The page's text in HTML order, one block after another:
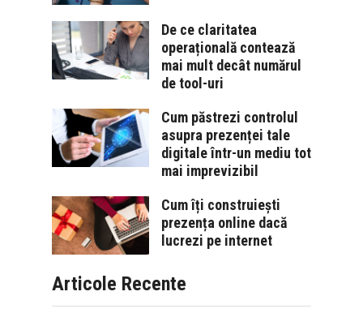
De ce claritatea
operațională contează
mai mult decât numărul
de tool-uri
Cum păstrezi controlul
asupra prezenței tale
digitale într-un mediu tot
mai imprevizibil
Cum îți construiești
prezența online dacă
lucrezi pe internet
Articole Recente